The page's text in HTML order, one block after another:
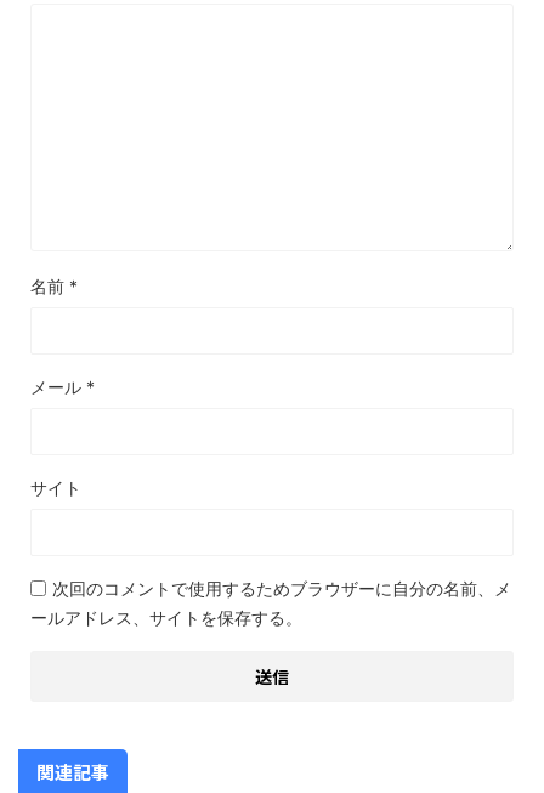
名前 *
メール *
サイト
次回のコメントで使用するためブラウザーに自分の名前、メ
ールアドレス、サイトを保存する。
関連記事